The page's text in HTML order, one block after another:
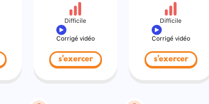
Difficile
Corrigé vidéo
s'exercer
Difficile
Corrigé vidéo
s'exercer